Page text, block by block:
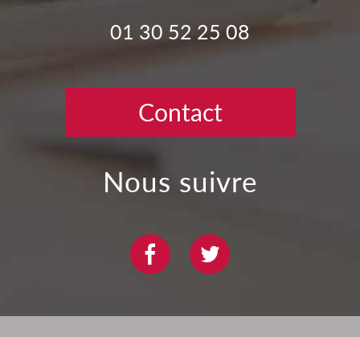
01 30 52 25 08
Contact
nous suivre